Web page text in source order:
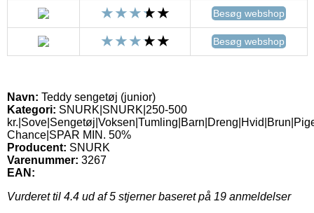
Besøg webshop
Besøg webshop
Navn: Teddy sengetøj (junior)
Kategori: SNURK|SNURK|250-500
Chance|SPAR MIN. 50%
Producent: SNURK
Varenummer: 3267
EAN:
Vurderet til 4.4 ud af 5 stjerner baseret på 19 anmeldelser